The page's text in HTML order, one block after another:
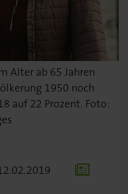
Alter ab 65 Jahren
1950 noch
auf 22 Prozent. Foto: